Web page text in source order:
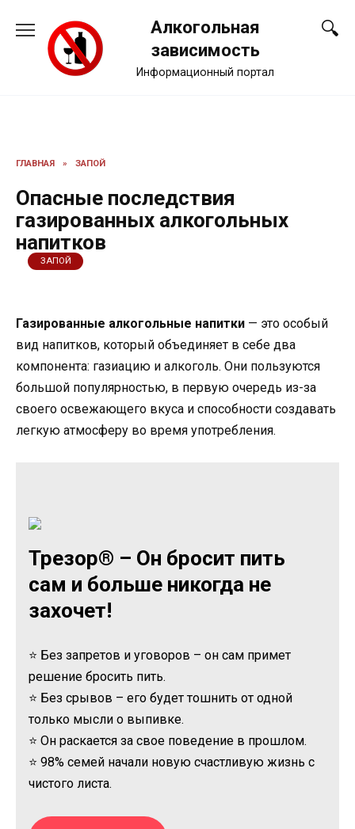
содержанию
Алкогольная
зависимость
Информационный портал
ГЛАВНАЯ » ЗАПОЙ
Опасные последствия
газированных алкогольных
напитков
ЗАПОЙ
Газированные алкогольные напитки — это особый
вид напитков, который объединяет в себе два
компонента: газиацию и алкоголь. Они пользуются
большой популярностью, в первую очередь из-за
своего освежающего вкуса и способности создавать
легкую атмосферу во время употребления.
Трезор® – Он бросит пить
сам и больше никогда не
захочет!
⭐ Без запретов и уговоров – он сам примет
решение бросить пить.
⭐ Без срывов – его будет тошнить от одной
только мысли о выпивке.
⭐ Он раскается за свое поведение в прошлом.
⭐ 98% семей начали новую счастливую жизнь с
чистого листа.